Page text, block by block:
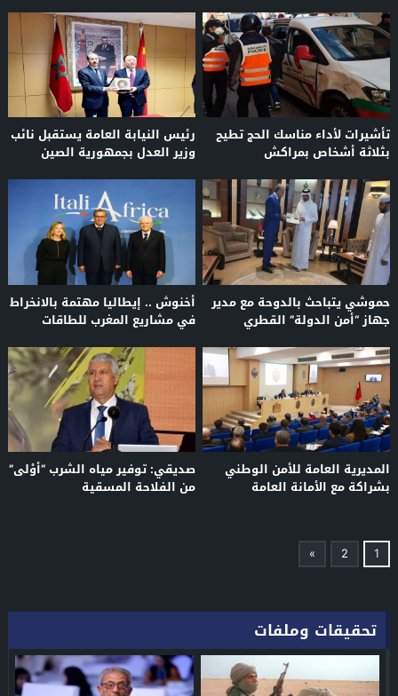
بالشارع العام
تأشيرات لأداء مناسك الحج تطيح
بثلاثة أشخاص بمراكش
رئيس النيابة العامة يستقبل نائب
وزير العدل بجمهورية الصين
حموشي يتباحث بالدوحة مع مدير
جهاز “أمن الدولة” القطري
أخنوش .. إيطاليا مهتمة بالانخراط
في مشاريع المغرب للطاقات
المديرية العامة للأمن الوطني
بشراكة مع الأمانة العامة
صديقي: توفير مياه الشرب “أوْلى”
من الفلاحة المسقية
1
2
»
تحقيقات وملفات